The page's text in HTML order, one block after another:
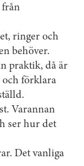
från
ringer och
behöver.
praktik, då är
och förklara
Varannan
ser hur det
Det vanliga